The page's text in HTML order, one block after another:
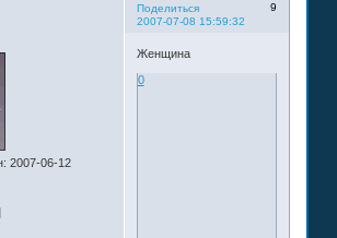
Поделиться
9
2007-07-08 15:59:32
: 2007-06-12
Женщина
0